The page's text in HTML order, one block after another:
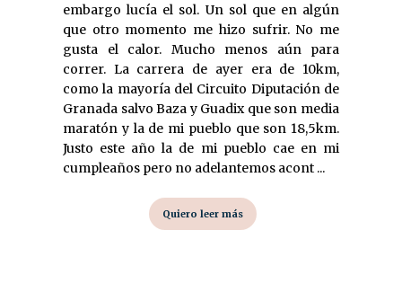
embargo lucía el sol. Un sol que en algún
que otro momento me hizo sufrir. No me
gusta el calor. Mucho menos aún para
correr. La carrera de ayer era de 10km,
como la mayoría del Circuito Diputación de
Granada salvo Baza y Guadix que son media
maratón y la de mi pueblo que son 18,5km.
Justo este año la de mi pueblo cae en mi
cumpleaños pero no adelantemos acont ...
Quiero leer más